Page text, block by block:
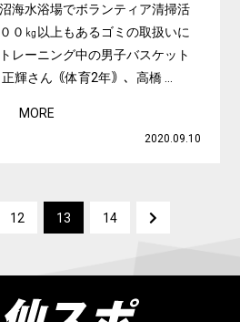
海水浴場でボランティア清掃活
０㎏以上もあるゴミの取扱いに
レーニング中の男子バスケット
輝さん｟体育2年｠、高橋 ...
MORE
2020.09.10
12 13 14